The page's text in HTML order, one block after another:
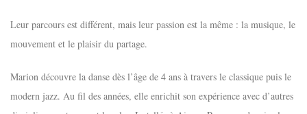
Leur parcours est différent, mais leur passion est la même : la musique, le
mouvement et le plaisir du partage.
Marion découvre la danse dès l’âge de 4 ans à travers le classique puis le
modern jazz. Au fil des années, elle enrichit son expérience avec d’autres